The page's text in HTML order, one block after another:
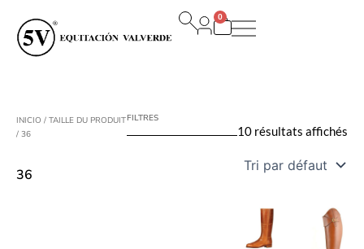
contenu
0
Panier
INICIO / TAILLE DU PRODUIT
/ 36
36
FILTRES
10 résultats affichés